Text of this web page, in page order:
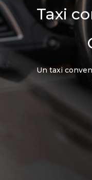
Taxi
Un taxi